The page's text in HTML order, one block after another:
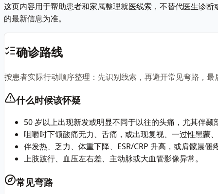
这页内容用于帮助患者和家属整理就医线索，不替代医生诊
的最新信息为准。
确诊路线
按患者实际行动顺序整理：先识别线索，再避开常见弯路，最
什么时候该怀疑
50 岁以上出现新发或明显不同于以往的头痛，尤其伴颞
咀嚼时下颌酸痛无力、舌痛，或出现复视、一过性黑蒙
伴发热、乏力、体重下降、ESR/CRP 升高，或肩髋晨僵
上肢跛行、血压左右差、主动脉或大血管影像异常。
常见弯路